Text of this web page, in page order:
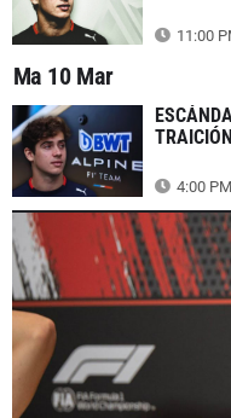
11:00
Ma 10 Mar
4:00 PM